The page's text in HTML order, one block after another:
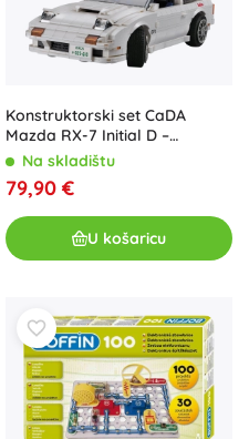
Konstruktorski set CaDA
Mazda RX-7 Initial D –
detaljan bijeli sportski
Na skladištu
79,90 €
U košaricu